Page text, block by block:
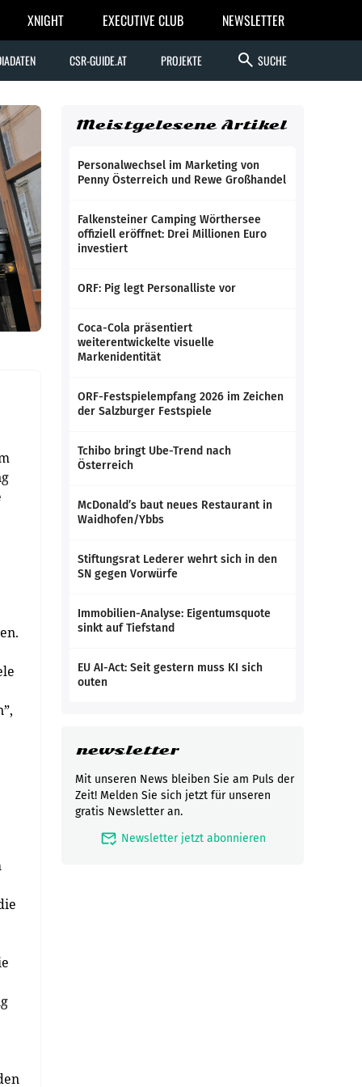
XNIGHT EXECUTIVE CLUB NEWSLETTER
CSR-GUIDE.AT PROJEKTE search SUCHE
Meistgelesene Artikel
Personalwechsel im Marketing von
Penny Österreich und Rewe Großhandel
Falkensteiner Camping Wörthersee
offiziell eröffnet: Drei Millionen Euro
investiert
ORF: Pig legt Personalliste vor
Coca-Cola präsentiert
weiterentwickelte visuelle
Markenidentität
ORF-Festspielempfang 2026 im Zeichen
der Salzburger Festspiele
Tchibo bringt Ube-Trend nach
Österreich
McDonald’s baut neues Restaurant in
Waidhofen/Ybbs
Stiftungsrat Lederer wehrt sich in den
SN gegen Vorwürfe
Immobilien-Analyse: Eigentumsquote
sinkt auf Tiefstand
EU AI-Act: Seit gestern muss KI sich
outen
newsletter
Mit unseren News bleiben Sie am Puls der
Zeit! Melden Sie sich jetzt für unseren
gratis Newsletter an.
mark_email_read Newsletter jetzt abonnieren